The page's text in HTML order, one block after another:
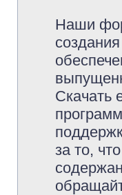
Наши
Скачать
за то,